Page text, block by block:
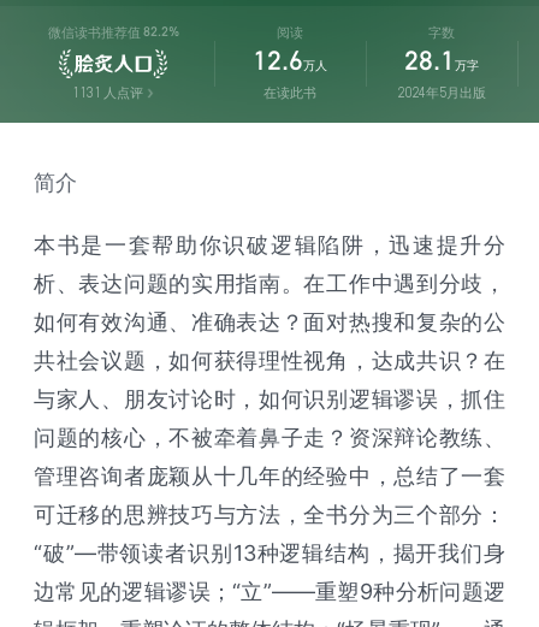
微信读书推荐值 82.2%
1131 人点评
阅读
12.6 万人
在读此书
字数
28.1 万字
2024年5月出版
简介
本书是一套帮助你识破逻辑陷阱，迅速提升分
析、表达问题的实用指南。在工作中遇到分歧，
如何有效沟通、准确表达？面对热搜和复杂的公
共社会议题，如何获得理性视角，达成共识？在
与家人、朋友讨论时，如何识别逻辑谬误，抓住
问题的核心，不被牵着鼻子走？资深辩论教练、
管理咨询者庞颖从十几年的经验中，总结了一套
可迁移的思辨技巧与方法，全书分为三个部分：
“破”—带领读者识别13种逻辑结构，揭开我们身
边常见的逻辑谬误；“立”——重塑9种分析问题逻